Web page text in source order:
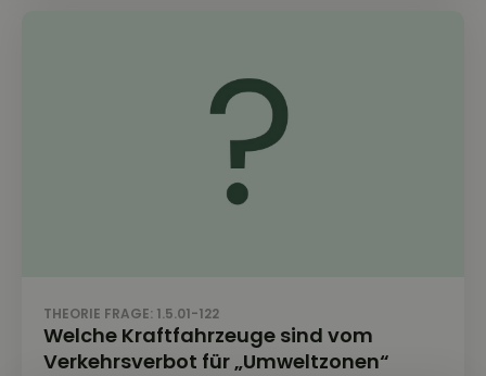
THEORIE FRAGE: 1.5.01-122
Welche Kraftfahrzeuge sind vom
Verkehrsverbot für „Umweltzonen“